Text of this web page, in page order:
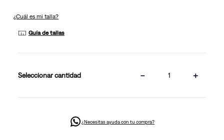
¿Cuál es mi talla?
Guía de tallas
cantidad ＋
－
¿Necesitas ayuda con tu compra?